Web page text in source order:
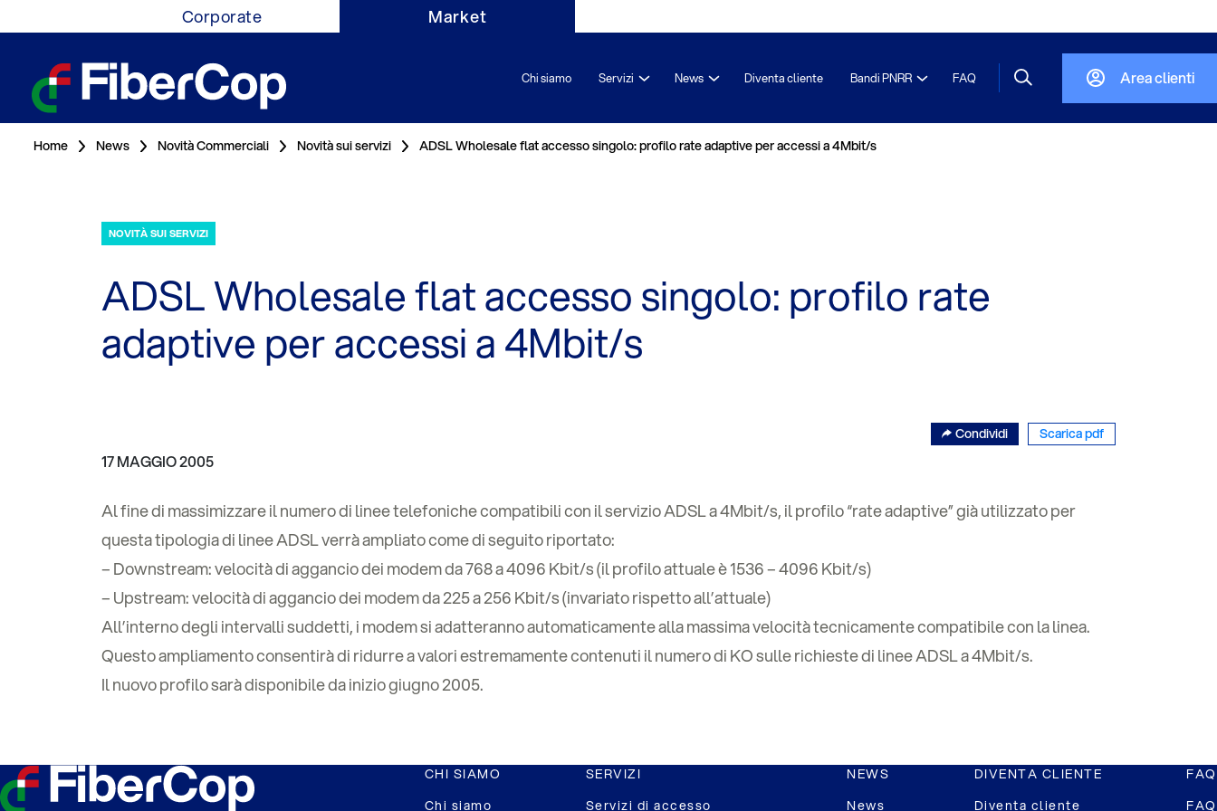
Corporate Market
Chi siamo Servizi News Diventa cliente Bandi PNRR FAQ Area clienti
Home News Novità Commerciali Novità sui servizi ADSL Wholesale flat accesso singolo: profilo rate adaptive per accessi a 4Mbit/s
NOVITÀ SUI SERVIZI
ADSL Wholesale flat accesso singolo: profilo rate
adaptive per accessi a 4Mbit/s
Condividi Scarica pdf
17 MAGGIO 2005
Al fine di massimizzare il numero di linee telefoniche compatibili con il servizio ADSL a 4Mbit/s, il profilo “rate adaptive” già utilizzato per
questa tipologia di linee ADSL verrà ampliato come di seguito riportato:
– Downstream: velocità di aggancio dei modem da 768 a 4096 Kbit/s (il profilo attuale è 1536 – 4096 Kbit/s)
– Upstream: velocità di aggancio dei modem da 225 a 256 Kbit/s (invariato rispetto all’attuale)
All’interno degli intervalli suddetti, i modem si adatteranno automaticamente alla massima velocità tecnicamente compatibile con la linea.
Questo ampliamento consentirà di ridurre a valori estremamente contenuti il numero di KO sulle richieste di linee ADSL a 4Mbit/s.
Il nuovo profilo sarà disponibile da inizio giugno 2005.
CHI SIAMO
Chi siamo
SERVIZI
Servizi di accesso
NEWS
News
DIVENTA CLIENTE
Diventa cliente
FAQ
FAQ